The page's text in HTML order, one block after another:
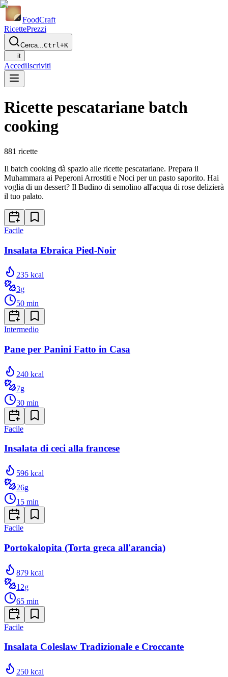
FoodCraft
RicettePrezzi
Cerca...Ctrl+K
it
AccediIscriviti
Ricette pescatariane batch
cooking
881 ricette
Il batch cooking dà spazio alle ricette pescatariane. Prepara il
Muhammara ai Peperoni Arrostiti e Noci per un pasto saporito. Hai
voglia di un dessert? Il Budino di semolino all'acqua di rose delizierà
il tuo palato.
Facile
Insalata Ebraica Pied-Noir
235 kcal
3g
50 min
Intermedio
Pane per Panini Fatto in Casa
240 kcal
7g
30 min
Facile
Insalata di ceci alla francese
596 kcal
26g
15 min
Facile
Portokalopita (Torta greca all'arancia)
879 kcal
12g
65 min
Facile
Insalata Coleslaw Tradizionale e Croccante
250 kcal